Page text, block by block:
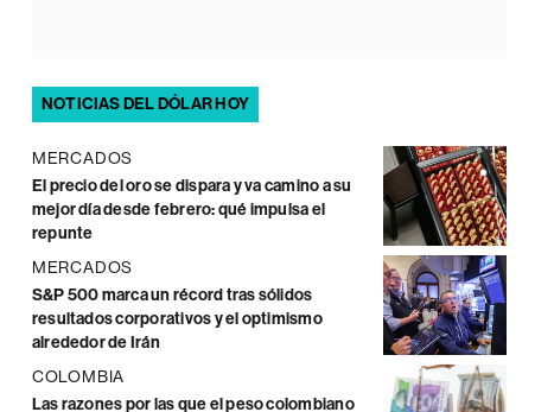
NOTICIAS DEL DÓLAR HOY
MERCADOS
El precio del oro se dispara y va camino a su
mejor día desde febrero: qué impulsa el
repunte
MERCADOS
S&P 500 marca un récord tras sólidos
resultados corporativos y el optimismo
alrededor de Irán
COLOMBIA
Las razones por las que el peso colombiano